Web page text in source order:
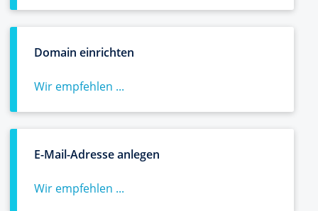
Domain einrichten
Wir empfehlen ...
E-Mail-Adresse anlegen
Wir empfehlen ...